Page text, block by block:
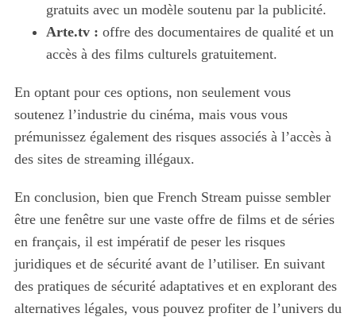
gratuits avec un modèle soutenu par la publicité.
Arte.tv : offre des documentaires de qualité et un
accès à des films culturels gratuitement.
En optant pour ces options, non seulement vous
soutenez l’industrie du cinéma, mais vous vous
prémunissez également des risques associés à l’accès à
des sites de streaming illégaux.
En conclusion, bien que French Stream puisse sembler
être une fenêtre sur une vaste offre de films et de séries
en français, il est impératif de peser les risques
juridiques et de sécurité avant de l’utiliser. En suivant
des pratiques de sécurité adaptatives et en explorant des
alternatives légales, vous pouvez profiter de l’univers du
a
r
c
f
: